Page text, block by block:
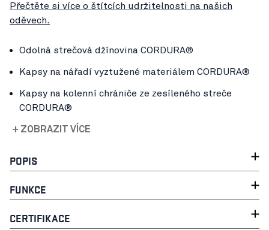
Přečtěte si více o štítcích udržitelnosti na našich
oděvech.
Odolná strečová džínovina CORDURA®
Kapsy na nářadí vyztužené materiálem CORDURA®
Kapsy na kolenní chrániče ze zesíleného streče
CORDURA®
+ ZOBRAZIT VÍCE
POPIS
FUNKCE
CERTIFIKACE